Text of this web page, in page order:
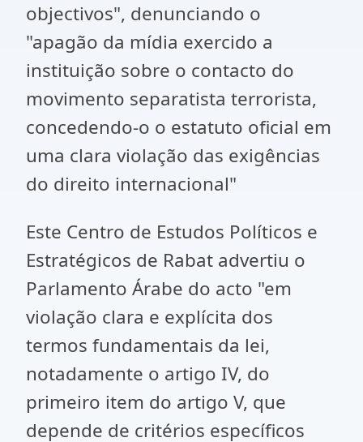
objectivos", denunciando o
"apagão da mídia exercido a
instituição sobre o contacto do
movimento separatista terrorista,
concedendo-o o estatuto oficial em
uma clara violação das exigências
do direito internacional"
Este Centro de Estudos Políticos e
Estratégicos de Rabat advertiu o
Parlamento Árabe do acto "em
violação clara e explícita dos
termos fundamentais da lei,
notadamente o artigo IV, do
primeiro item do artigo V, que
depende de critérios específicos